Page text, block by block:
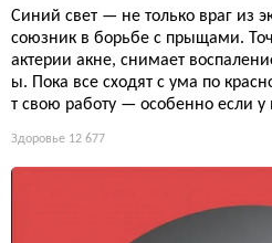
Синий свет — не только враг из
союзник в борьбе с прыщами.
актерии акне, снимает
ы. Пока все сходят с ума по
т свою работу — особенно если
Здоровье 12 677